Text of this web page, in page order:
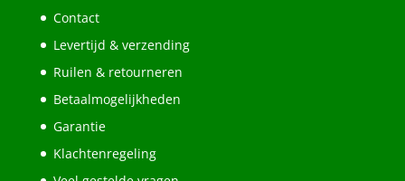
Contact
Levertijd & verzending
Ruilen & retourneren
Betaalmogelijkheden
Garantie
Klachtenregeling